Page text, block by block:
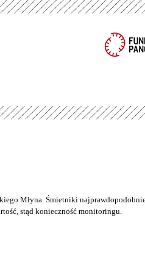
Młyna. Śmietniki
stąd konieczność monitoringu.